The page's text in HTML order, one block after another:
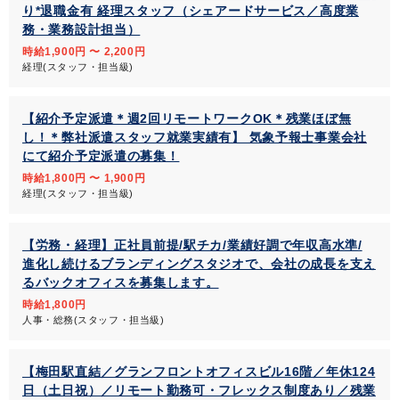
り*退職金有 経理スタッフ（シェアードサービス／高度業
務・業務設計担当）
時給1,900円 〜 2,200円
経理(スタッフ・担当級)
【紹介予定派遣＊週2回リモートワークOK＊残業ほぼ無
し！＊弊社派遣スタッフ就業実績有】 気象予報士事業会社
にて紹介予定派遣の募集！
時給1,800円 〜 1,900円
経理(スタッフ・担当級)
【労務・経理】正社員前提/駅チカ/業績好調で年収高水準/
進化し続けるブランディングスタジオで、会社の成長を支え
るバックオフィスを募集します。
時給1,800円
人事・総務(スタッフ・担当級)
【梅田駅直結／グランフロントオフィスビル16階／年休124
日（土日祝）／リモート勤務可・フレックス制度あり／残業